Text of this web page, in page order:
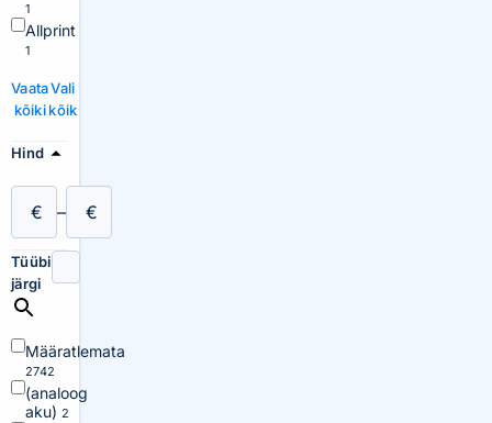
1
Allprint
1
Vaata
kõiki
Vali
kõik
Hind
€ – €
Tüübi
järgi
Määratlemata
2742
(analoog
aku) 2